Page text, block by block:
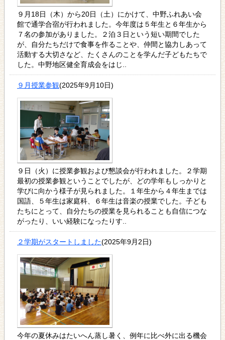
９月18日（木）から20日（土）にかけて、中野ふれあい会
館で通学合宿が行われました。今年度は５年生と６年生から
７名の参加がありました。２泊３日という短い期間でした
が、自分たちだけで食事を作ることや、仲間と協力しあって
活動する大切さなど、たくさんのことを学んだ子どもたちで
した。中野地区健全育成会をはじ..
９月授業参観(2025年9月10日)
９日（火）に授業参観および懇談会が行われました。２学期
最初の授業参観ということでしたが、どの学年もしっかりと
学びに向かう様子が見られました。１年生から４年生までは
国語、５年生は家庭科、６年生は音楽の授業でした。子ども
たちにとって、自分たちの授業を見られることも自信につな
がったり、いい経験になったりす..
２学期がスタートしました(2025年9月2日)
今年の夏休みはたいへん蒸し暑く、例年に比べ外に出る機会